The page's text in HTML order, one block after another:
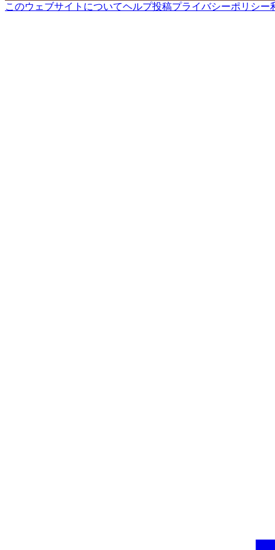
このウェブサイトについてヘルプ投稿プライバシーポリシー